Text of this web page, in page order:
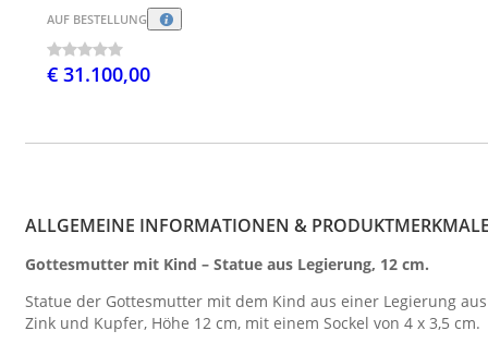
AUF BESTELLUNG
€ 31.100,00
ALLGEMEINE INFORMATIONEN &
Gottesmutter mit Kind – Statue aus Legierung, 12 cm.
Statue der Gottesmutter mit dem Kind aus einer Legierung aus
Zink und Kupfer, Höhe 12 cm, mit einem Sockel von 4 x 3,5 cm.